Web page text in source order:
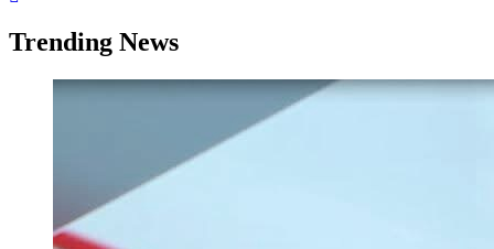
Trending News